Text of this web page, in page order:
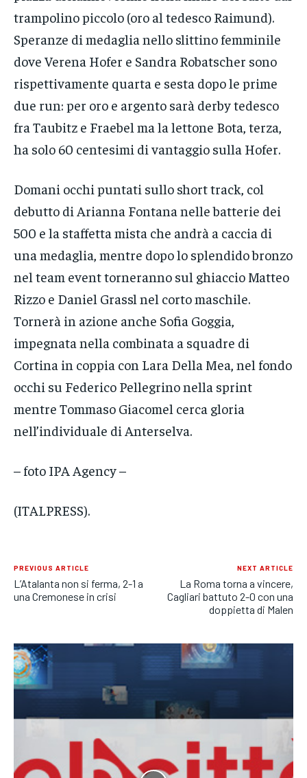
trampolino piccolo (oro al tedesco Raimund).
Speranze di medaglia nello slittino femminile
dove Verena Hofer e Sandra Robatscher sono
rispettivamente quarta e sesta dopo le prime
due run: per oro e argento sarà derby tedesco
fra Taubitz e Fraebel ma la lettone Bota, terza,
ha solo 60 centesimi di vantaggio sulla Hofer.
Domani occhi puntati sullo short track, col
debutto di Arianna Fontana nelle batterie dei
500 e la staffetta mista che andrà a caccia di
una medaglia, mentre dopo lo splendido bronzo
nel team event torneranno sul ghiaccio Matteo
Rizzo e Daniel Grassl nel corto maschile.
Tornerà in azione anche Sofia Goggia,
impegnata nella combinata a squadre di
Cortina in coppia con Lara Della Mea, nel fondo
occhi su Federico Pellegrino nella sprint
mentre Tommaso Giacomel cerca gloria
nell’individuale di Anterselva.
– foto IPA Agency –
(ITALPRESS).
PREVIOUS ARTICLE
L’Atalanta non si ferma, 2-1 a
una Cremonese in crisi
NEXT ARTICLE
La Roma torna a vincere,
Cagliari battuto 2-0 con una
doppietta di Malen